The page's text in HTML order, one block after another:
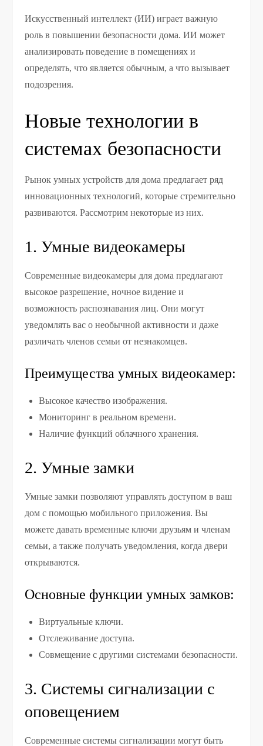
Искусственный интеллект (ИИ) играет важную
роль в повышении безопасности дома. ИИ может
анализировать поведение в помещениях и
определять, что является обычным, а что вызывает
подозрения.
Новые технологии в
системах безопасности
Рынок умных устройств для дома предлагает ряд
инновационных технологий, которые стремительно
развиваются. Рассмотрим некоторые из них.
1. Умные видеокамеры
Современные видеокамеры для дома предлагают
высокое разрешение, ночное видение и
возможность распознавания лиц. Они могут
уведомлять вас о необычной активности и даже
различать членов семьи от незнакомцев.
Преимущества умных видеокамер:
Высокое качество изображения.
Мониторинг в реальном времени.
Наличие функций облачного хранения.
2. Умные замки
Умные замки позволяют управлять доступом в ваш
дом с помощью мобильного приложения. Вы
можете давать временные ключи друзьям и членам
семьи, а также получать уведомления, когда двери
открываются.
Основные функции умных замков:
Виртуальные ключи.
Отслеживание доступа.
Совмещение с другими системами безопасности.
3. Системы сигнализации с
оповещением
Современные системы сигнализации могут быть